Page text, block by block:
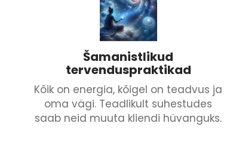
Šamanistlikud
tervenduspraktikad
Kõik on energia, kõigel on teadvus ja
oma vägi. Teadlikult suhestudes
saab neid muuta kliendi hüvanguks.